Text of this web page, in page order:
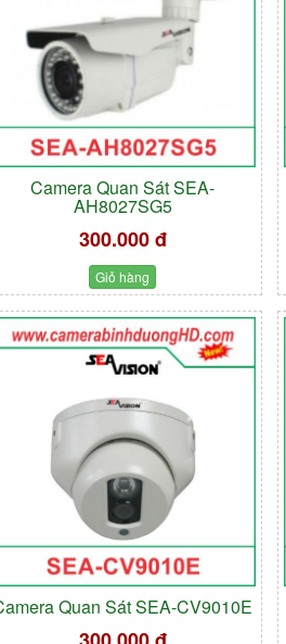
Camera Quan Sát SEA-
AH8027SG5
300.000 đ
Giỏ hàng
Quan Sát SEA-CV9010E